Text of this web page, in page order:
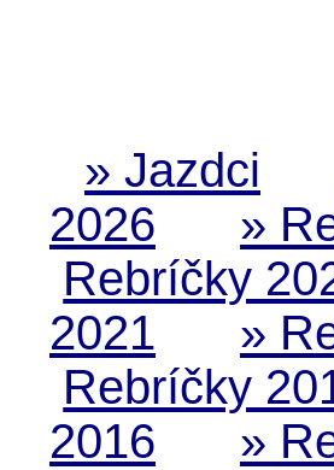
» Jazdci
2026
»
Rebríčky
2021
»
Rebríčky
2016
»